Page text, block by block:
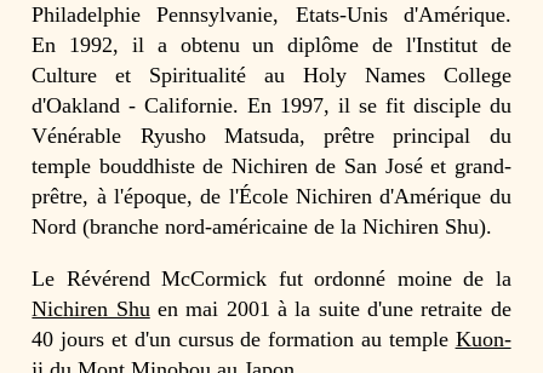
Philadelphie Pennsylvanie, Etats-Unis d'Amérique.
En 1992, il a obtenu un diplôme de l'Institut de
Culture et Spiritualité au Holy Names College
d'Oakland - Californie. En 1997, il se fit disciple du
Vénérable Ryusho Matsuda, prêtre principal du
temple bouddhiste de Nichiren de San José et grand-
prêtre, à l'époque, de l'École Nichiren d'Amérique du
Nord (branche nord-américaine de la Nichiren Shu).
Le Révérend McCormick fut ordonné moine de la
Nichiren Shuen mai 2001 à la suite d'une retraite de
40 jours et d'un cursus de formation au temple Kuon-